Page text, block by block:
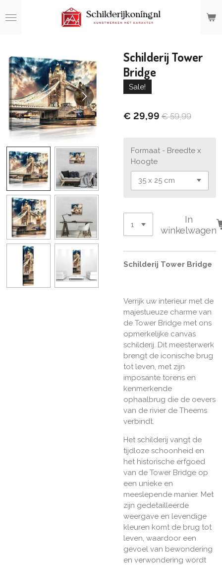
direct
Schilderij Tower
Bridge
Sale!
€ 29,99 € 59,99
Formaat - Breedte x
Hoogte
In
winkelwagen
Schilderij Tower Bridge
Verrijk uw interieur met de
majestueuze charme van
de Tower Bridge met ons
opmerkelijke canvas
schilderij. Dit meesterwerk
brengt de iconische brug
tot leven, met zijn
imposante torens en
kenmerkende
ophaalbrug die de oevers
van de rivier de Theems
verbindt.
Het schilderij vangt de
tijdloze schoonheid en
het historische erfgoed
van de Tower Bridge op
een unieke en
meeslepende manier. Met
zijn gedetailleerde
weergave en levendige
kleuren komt de brug tot
leven, waardoor een
gevoel van bewondering
en verwondering wordt